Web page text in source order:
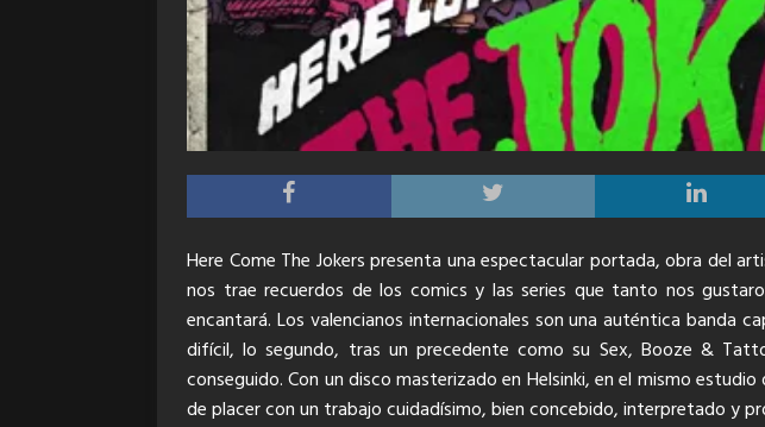
Here Come The Jokers presenta una espectacular portada, obra del
nos trae recuerdos de los comics y las series que tanto nos
encantará. Los valencianos internacionales son una auténtica banda
difícil, lo segundo, tras un precedente como su Sex, Booze &
conseguido. Con un disco masterizado en Helsinki, en el mismo
de placer con un trabajo cuidadísimo, bien concebido, interpretado y